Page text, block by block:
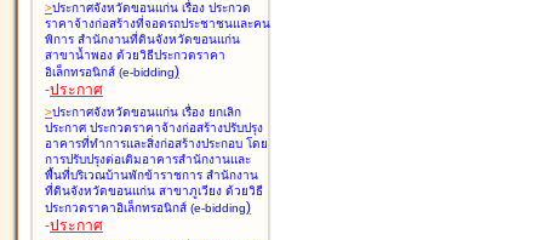
>ประกาศจังหวัดขอนแก่น เรื่อง ประกวด
ราคาจ้างก่อสร้างที่จอดรถประชาชนและคน
พิการ สำนักงานที่ดินจังหวัดขอนแก่น
สาขาน้ำพอง ด้วยวิธีประกวดราคา
อิเล็กทรอนิกส์ (e-bidding)
-ประกาศ
>ประกาศจังหวัดขอนแก่น เรื่อง ยกเลิก
ประกาศ ประกวดราคาจ้างก่อสร้างปรับปรุง
อาคารที่ทำการและสิ่งก่อสร้างประกอบ โดย
การปรับปรุงต่อเติมอาคารสำนักงานและ
พื้นที่บริเวณบ้านพักข้าราชการ สำนักงาน
ที่ดินจังหวัดขอนแก่น สาขาภูเวียง ด้วยวิธี
ประกวดราคาอิเล็กทรอนิกส์ (e-bidding)
-ประกาศ